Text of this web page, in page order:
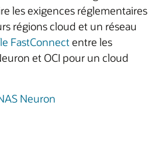
les exigences réglementaires
régions cloud et un réseau
FastConnectentre les
et OCI pour un cloud
Neuron